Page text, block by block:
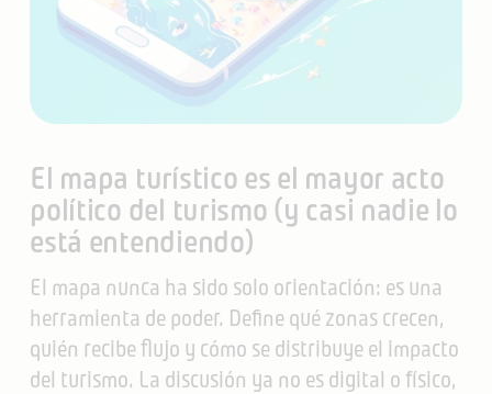
El mapa turístico es el mayor acto
político del turismo (y casi nadie lo
está entendiendo)
El mapa nunca ha sido solo orientación: es una
herramienta de poder. Define qué zonas crecen,
quién recibe flujo y cómo se distribuye el impacto
del turismo. La discusión ya no es digital o físico,